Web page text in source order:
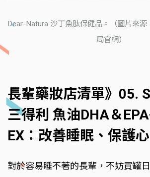
Dear-Natura 沙丁魚肽保健品。（圖片來源
局官網）
長輩藥妝店清單》05.
三得利 魚油DHA＆
EX：改善睡眠、保護
對於容易睡不著的長輩，不妨買罐